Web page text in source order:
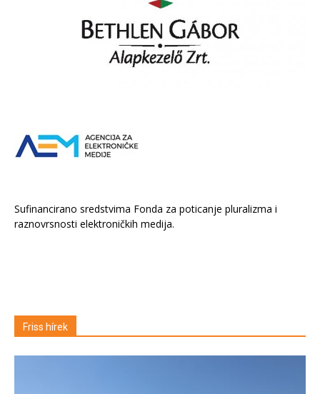
Sufinancirano sredstvima Fonda za poticanje pluralizma i
raznovrsnosti elektroničkih medija.
Friss hírek